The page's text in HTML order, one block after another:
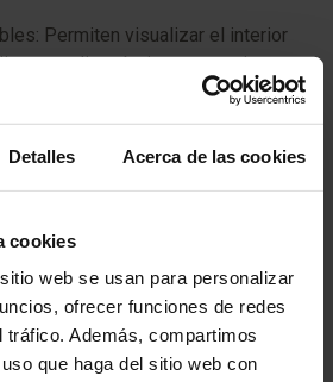
Detalles Acerca de las cookies
cookies
web se usan para personalizar
ofrecer funciones de redes
Además, compartimos
que haga del sitio web con
Permiten visualizar el interior
para diagnóstico y tratamiento
problemas.
Ofrecen mayor precisión y control
quirúrgica mínimamente
la hiperplasia benigna de próstata
utiliza para eliminar el tejido